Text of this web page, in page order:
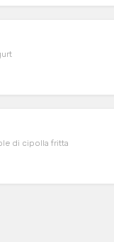
di cipolla fritta